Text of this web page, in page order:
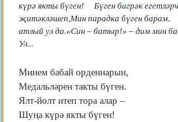
күрә якты бүген! Бүген бигрәк
җитәкләшеп,Мин парадка бүген барам.
атлый ул да.«Син – батыр!» – дим мин
Ул...
Минем бабай орденнарын,
Медальләрен такты бүген.
Ялт-йолт итеп тора алар –
Шуңа күрә якты бүген!